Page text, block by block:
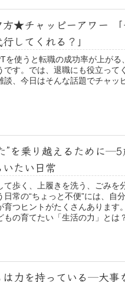
方★チャッピーアワー 「
してくれる？」
を使うと転職の成功率が上がる
です。では、退職にも役立って
談、今日はそんな話題でチャッ
”を乗り越えるために
いたい日常
て歩く、上履きを洗う、ごみを
日常の“ちょっと不便”には、自
育つヒントがたくさんあります
もの育てたい「生活の力」とは
は力を持っている─大事